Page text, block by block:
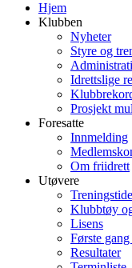
Hjem
Klubben
Nyheter
Styre og
Idrettslige
Prosjekt
Foresatte
Innmelding
Om friidrett
Utøvere
Klubbtøy
Lisens
Første
Resultater